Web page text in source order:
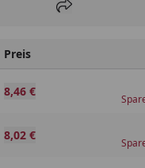
zur Wunschliste
Teilen
Preis
8,46 €
8,02 €